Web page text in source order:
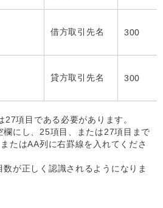
借方取引先名 300
貸方取引先名 300
項目である必要があります。
欄にし、25項目、または27項目まで
たはAA列に右罫線を入れてくださ
が正しく認識されるようになりま